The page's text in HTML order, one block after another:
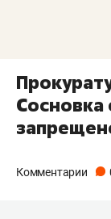
Сосновка
Комментарии